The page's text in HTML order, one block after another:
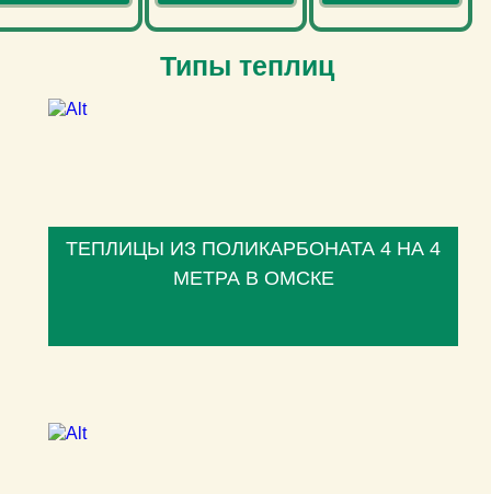
Типы теплиц
ТЕПЛИЦЫ ИЗ ПОЛИКАРБОНАТА 4 НА 4
МЕТРА В ОМСКЕ